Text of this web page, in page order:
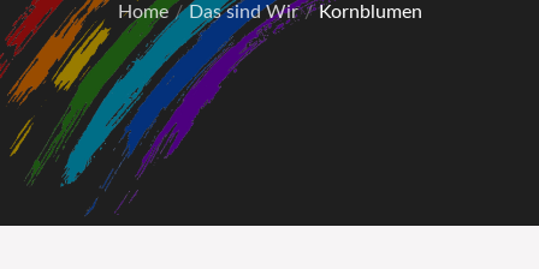
Home Das sind Wir Kornblumen